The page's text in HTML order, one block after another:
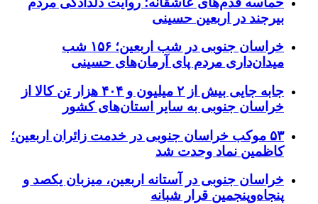
بیرجند در اربعین حسینی
خراسان جنوبی در شب اربعین؛ ۱۵۶ شب
میدان‌داری مردم پای آرمان‌های حسینی
جابه جایی بیش از ۲ میلیون و ۴۰۴ هزار تن کالا از
خراسان جنوبی به سایر استان‌های کشور
۵۳ موکب خراسان جنوبی در خدمت زائران اربعین؛
کاظمین نماد وحدت شد
خراسان جنوبی در آستانه اربعین، میزبان یکصد و
پنجاه‌وپنجمین قرار شبانه